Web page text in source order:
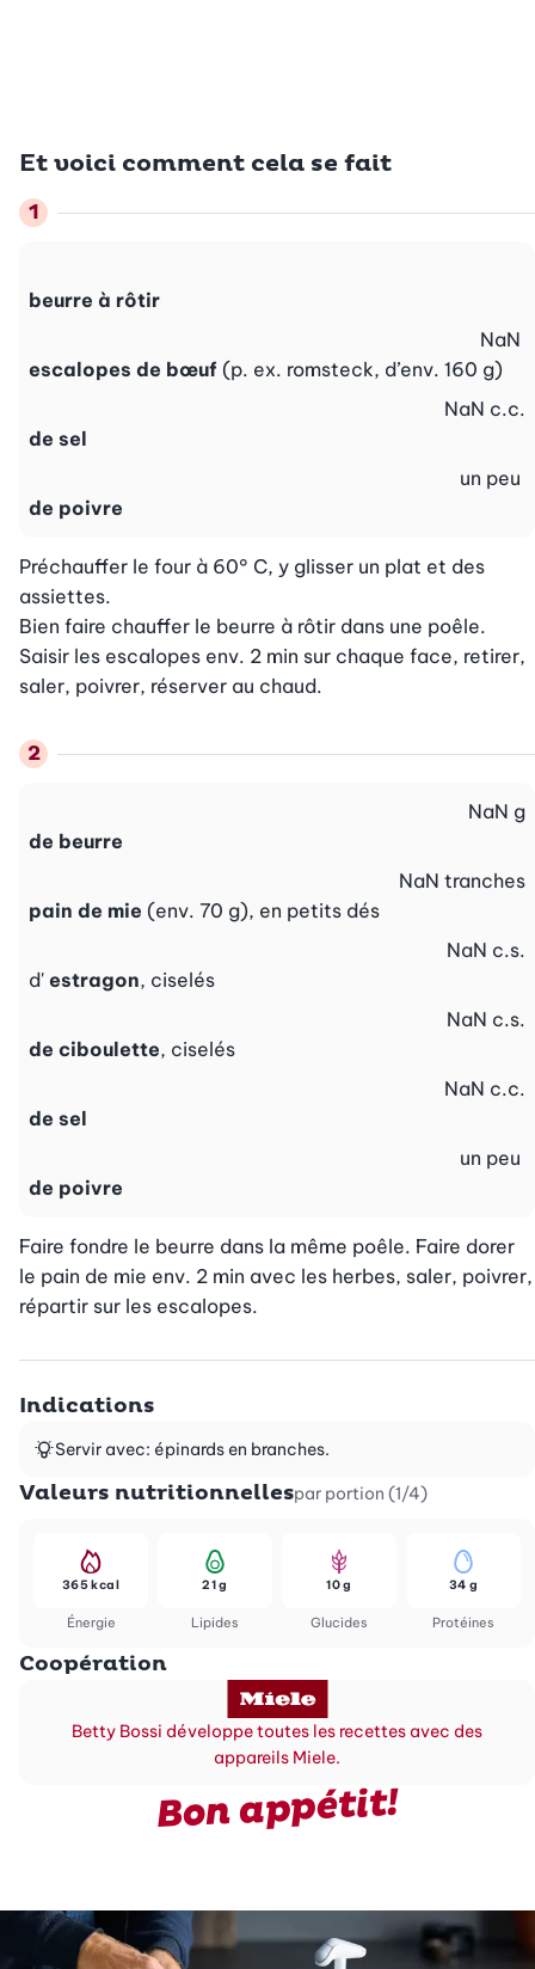
Et voici comment cela se fait
beurre à rôtir
escalopes de bœuf (p. ex. romsteck, d’env. 160 g)
NaN
de sel
NaN c.c.
de poivre
un peu
Préchauffer le four à 60° C, y glisser un plat et des
assiettes.
Bien faire chauffer le beurre à rôtir dans une poêle.
Saisir les escalopes env. 2 min sur chaque face, retirer,
saler, poivrer, réserver au chaud.
de beurre
NaN g
pain de mie (env. 70 g), en petits dés
NaN tranches
d' estragon, ciselés
NaN c.s.
de ciboulette, ciselés
NaN c.s.
de sel
NaN c.c.
de poivre
un peu
Faire fondre le beurre dans la même poêle. Faire dorer
le pain de mie env. 2 min avec les herbes, saler, poivrer,
répartir sur les escalopes.
Indications
Servir avec: épinards en branches.
Valeurs nutritionnellespar portion (1/4)
Énergie
365 kcal
Lipides
21 g
Glucides
10 g
Protéines
34 g
Coopération
Betty Bossi développe toutes les recettes avec des
appareils Miele.
Bon appétit!